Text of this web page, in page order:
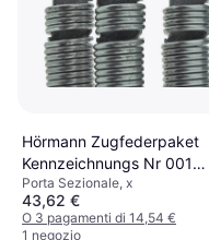
Hörmann Zugfederpaket
Kennzeichnungs Nr 001
Ersatzteil N80 F80 EcoStar
Porta Sezionale, x
43,62 €
O 3 pagamenti di 14,54 €
1 negozio